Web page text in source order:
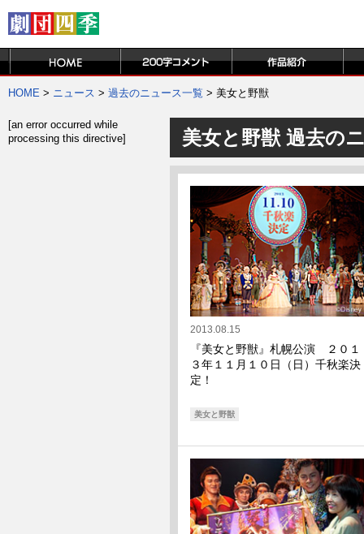
HOME > ニュース > 過去のニュース一覧 > 美女と野獣
美女と野獣 過去の
2013.08.15
『美女と野獣』札幌公演 ２０１
３年１１月１０日（日）千秋楽決
定！
美女と野獣
[an error occurred while
processing this directive]